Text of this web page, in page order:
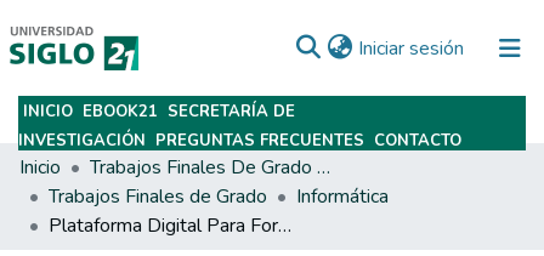
Iniciar sesión (current)
Subir
INICIO EBOOK21 SECRETARÍA DE
INVESTIGACIÓN PREGUNTAS FRECUENTES CONTACTO
Inicio
Trabajos Finales De Grado Y Posgrado
Trabajos Finales de Grado
Informática
Plataforma Digital Para Formación De Futbolistas Juveniles